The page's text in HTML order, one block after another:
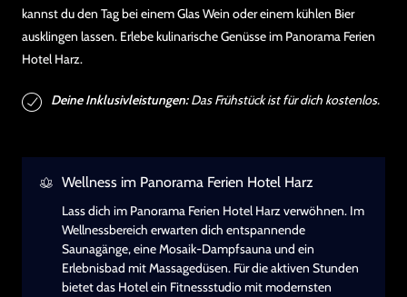
kannst du den Tag bei einem Glas Wein oder einem kühlen Bier
ausklingen lassen. Erlebe kulinarische Genüsse im Panorama Ferien
Hotel Harz.
Deine Inklusivleistungen:Das Frühstück ist für dich kostenlos.
Wellness im Panorama Ferien Hotel Harz
Lass dich im Panorama Ferien Hotel Harz verwöhnen. Im
Wellnessbereich erwarten dich entspannende
Saunagänge, eine Mosaik-Dampfsauna und ein
Erlebnisbad mit Massagedüsen. Für die aktiven Stunden
bietet das Hotel ein Fitnessstudio mit modernsten